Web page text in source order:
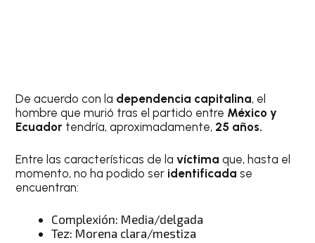
De acuerdo con la dependencia capitalina, el
hombre que murió tras el partido entre México y
Ecuador tendría, aproximadamente, 25 años.
Entre las características de lavíctimaque, hasta el
momento, no ha podido ser identificadase
encuentran:
Complexión: Media/delgada
Tez: Morena clara/mestiza